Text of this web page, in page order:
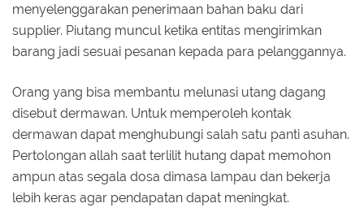
menyelenggarakan penerimaan bahan baku dari
supplier. Piutang muncul ketika entitas mengirimkan
barang jadi sesuai pesanan kepada para pelanggannya.
Orang yang bisa membantu melunasi utang dagang
disebut dermawan. Untuk memperoleh kontak
dermawan dapat menghubungi salah satu panti asuhan.
Pertolongan allah saat terlilit hutang dapat memohon
ampun atas segala dosa dimasa lampau dan bekerja
lebih keras agar pendapatan dapat meningkat.